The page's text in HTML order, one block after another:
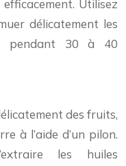
Utilisez
délicatement les
pendant 30 à 40
des fruits,
à l’aide d’un pilon.
les huiles